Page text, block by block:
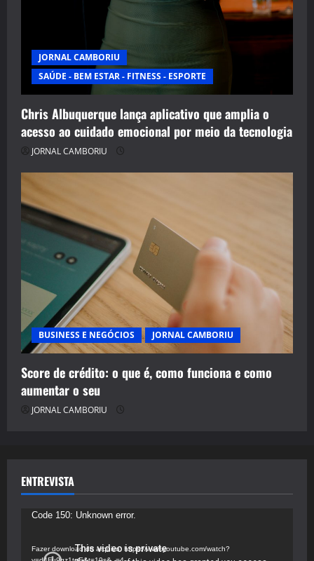
JORNAL CAMBORIU
SAÚDE - BEM ESTAR - FITNESS - ESPORTE
Chris Albuquerque lança aplicativo que amplia o
acesso ao cuidado emocional por meio da tecnologia
JORNAL CAMBORIU
BUSINESS E NEGÓCIOS JORNAL CAMBORIU
Score de crédito: o que é, como funciona e como
aumentar o seu
JORNAL CAMBORIU
ENTREVISTA
Tocador
vídeo
Code 150: Unknown error.
Fazer download do arquivo: https://www.youtube.com/watch?